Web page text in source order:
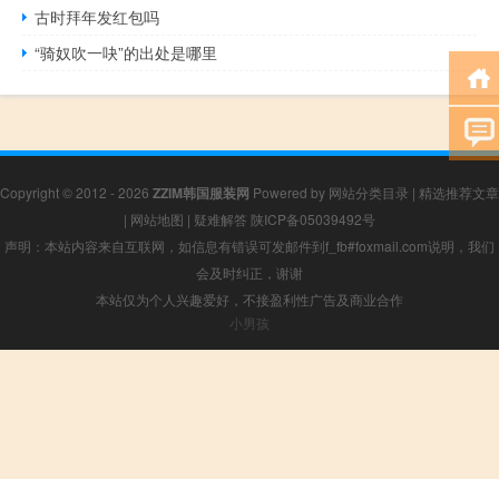
古时拜年发红包吗
“骑奴吹一吷”的出处是哪里
Copyright © 2012 - 2026 ZZIM韩国服装网 Powered by 网站分类目录 | 精选推荐文章
| 网站地图 | 疑难解答 陕ICP备05039492号
声明：本站内容来自互联网，如信息有错误可发邮件到f_fb#foxmail.com说明，我们
会及时纠正，谢谢
本站仅为个人兴趣爱好，不接盈利性广告及商业合作
小男孩